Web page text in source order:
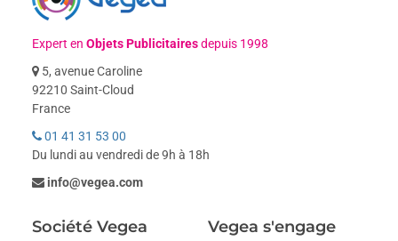
Expert enObjets Publicitairesdepuis 1998
5, avenue Caroline
92210 Saint-Cloud
France
01 41 31 53 00
Du lundi au vendredi de 9h à 18h
info@vegea.com
Société Vegea Vegea s'engage